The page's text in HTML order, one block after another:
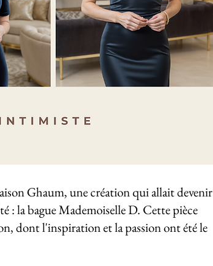
Ghaum, une création qui allait devenir
: la bague Mademoiselle D. Cette pièce
dont l'inspiration et la passion ont été le